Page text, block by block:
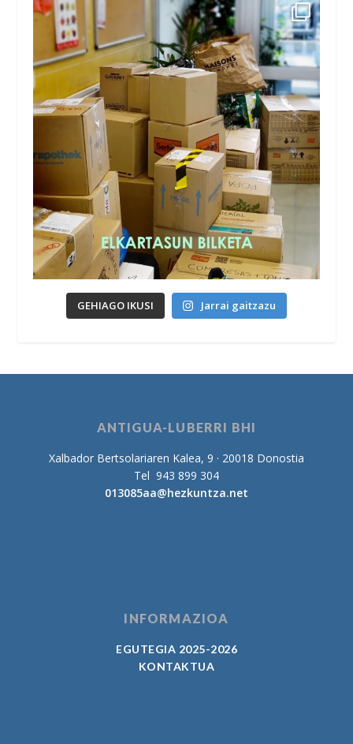
GEHIAGO IKUSI Jarrai gaitzazu
ANTIGUA-LUBERRI BHI
Xalbador Bertsolariaren Kalea, 9 · 20018 Donostia
Tel 943 899 304
013085aa@hezkuntza.net
INFORMAZIOA
EGUTEGIA 2025-2026
KONTAKTUA